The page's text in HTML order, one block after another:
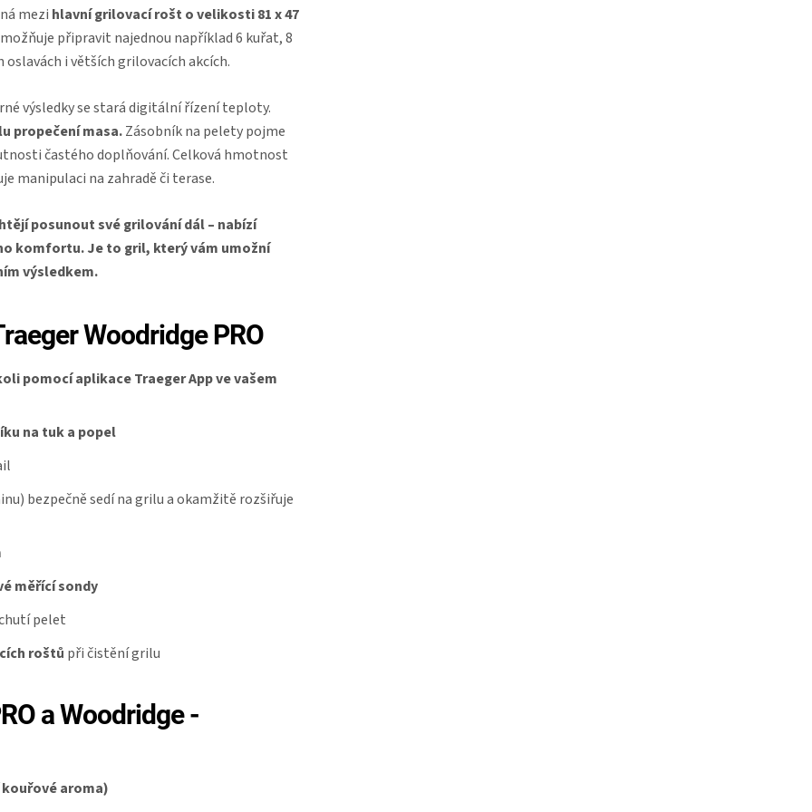
mezi hlavní grilovací rošto velikosti 81 x 47
připravit najednou například 6 kuřat, 8
i větších grilovacích akcích.
výsledky se stará digitální řízení teploty.
propečení masa.Zásobník na pelety pojme
častého doplňování. Celková hmotnost
manipulaci na zahradě či terase.
posunout své grilování dál – nabízí
komfortu. Je to gril, který vám umožní
výsledkem.
Woodridge PRO
pomocí aplikace Traeger App ve vašem
na tuk a popel
bezpečně sedí na grilu a okamžitě rozšiřuje
měřící sondy
pelet
roštů při čistění grilu
a Woodridge -
aroma)